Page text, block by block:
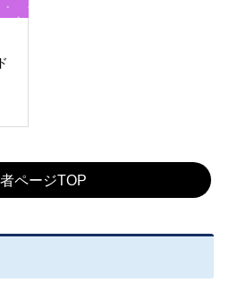
ページTOP